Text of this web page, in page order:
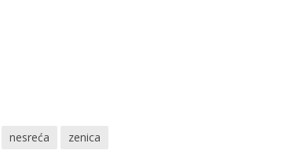
nesreća zenica